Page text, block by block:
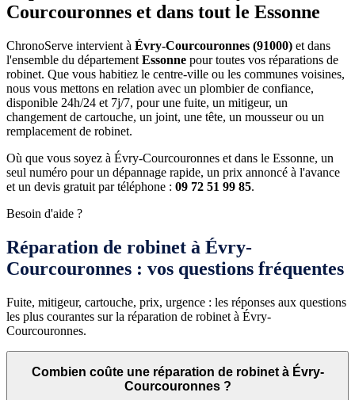
Courcouronnes et dans tout le Essonne
ChronoServe intervient à Évry-Courcouronnes (91000) et dans
l'ensemble du département Essonne pour toutes vos réparations de
robinet. Que vous habitiez le centre-ville ou les communes voisines,
nous vous mettons en relation avec un plombier de confiance,
disponible 24h/24 et 7j/7, pour une fuite, un mitigeur, un
changement de cartouche, un joint, une tête, un mousseur ou un
remplacement de robinet.
Où que vous soyez à Évry-Courcouronnes et dans le Essonne, un
seul numéro pour un dépannage rapide, un prix annoncé à l'avance
et un devis gratuit par téléphone : 09 72 51 99 85.
Besoin d'aide ?
Réparation de robinet à Évry-
Courcouronnes : vos questions fréquentes
Fuite, mitigeur, cartouche, prix, urgence : les réponses aux questions
les plus courantes sur la réparation de robinet à Évry-
Courcouronnes.
Combien coûte une réparation de robinet à Évry-
Courcouronnes ?